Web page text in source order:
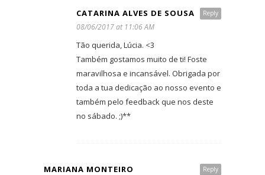
Reply
CATARINA ALVES DE SOUSA
08/06/2017 at 11:06 AM
Tão querida, Lúcia. <3
Também gostamos muito de ti! Foste
maravilhosa e incansável. Obrigada por
toda a tua dedicação ao nosso evento e
também pelo feedback que nos deste
no sábado. ;)**
Reply
MARIANA MONTEIRO